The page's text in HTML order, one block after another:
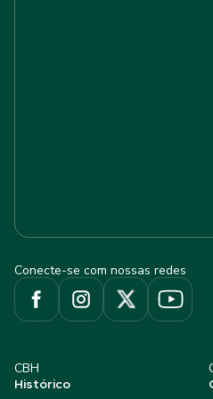
Conecte-se com nossas redes
CBH
Histórico